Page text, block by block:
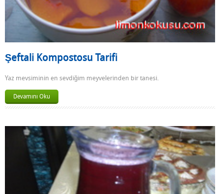
Şeftali Kompostosu Tarifi
Yaz mevsiminin en sevdiğim meyvelerinden bir tanesi.
Devamını Oku